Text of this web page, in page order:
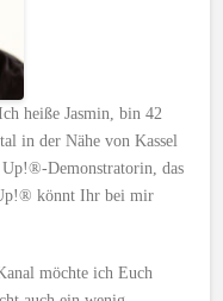
heiße Jasmin, bin 42
in der Nähe von Kassel
Up!®-Demonstratorin, das
könnt Ihr bei mir
möchte ich Euch